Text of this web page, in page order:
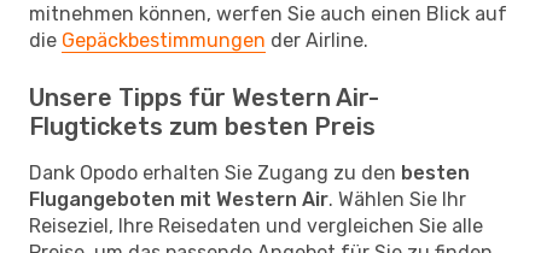
mitnehmen können, werfen Sie auch einen Blick auf
die Gepäckbestimmungen der Airline.
Unsere Tipps für Western Air-
Flugtickets zum besten Preis
Dank Opodo erhalten Sie Zugang zu den besten
Flugangeboten mit Western Air. Wählen Sie Ihr
Reiseziel, Ihre Reisedaten und vergleichen Sie alle